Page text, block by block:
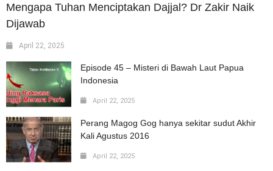
Mengapa Tuhan Menciptakan Dajjal? Dr Zakir Naik
Dijawab
April 22, 2025
Episode 45 – Misteri di Bawah Laut Papua
Indonesia
April 22, 2025
Perang Magog Gog hanya sekitar sudut Akhir
Kali Agustus 2016
April 22, 2025